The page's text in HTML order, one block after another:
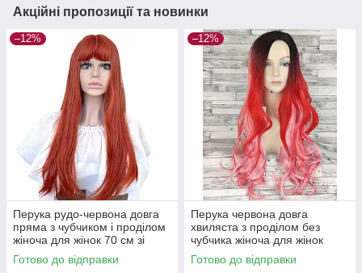
Акційні пропозиції та новинки
–12%
Перука рудо-червона довга
пряма з чубчиком і проділом
жіноча для жінок 70 см зі
штучного волосся
Готово до відправки
–12%
Перука червона довга
хвиляста з проділом без
чубчика жіноча для жінок
80см зі штучного волосся з
темним
Готово до відправки